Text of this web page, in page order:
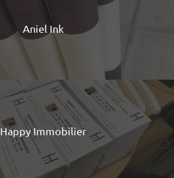
Aniel Ink
Happy Immobilier